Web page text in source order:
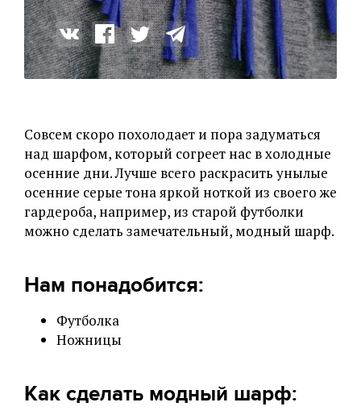
Совсем скоро похолодает и пора задуматься
над шарфом, который согреет нас в холодные
осенние дни. Лучше всего раскрасить унылые
осенние серые тона яркой ноткой из своего же
гардероба, например, из старой футболки
можно сделать замечательный, модный шарф.
Нам понадобится:
Футболка
Ножницы
Как сделать модный шарф: